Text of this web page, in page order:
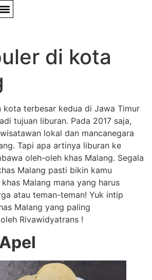
oleh
di kota
kota terbesar kedua di Jawa Timur
tujuan liburan. Pada 2017 saja,
lokal dan mancanegara
Tapi apa artinya liburan ke
oleh-oleh khas Malang. Segala
Malang pasti bikin kamu
Malang mana yang harus
atau teman-teman! Yuk intip
Malang yang paling
Rivawidyatrans !